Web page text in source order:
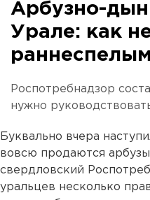
Арбузно-
Урале: как
Роспотребнадзор
нужно
Буквально вчера
вовсю продаются
свердловский
уральцев несколько